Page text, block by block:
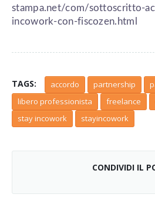
stampa.net/com/sottoscritto-
incowork-con-fiscozen.html
TAGS: accordo partnership
libero professionista
freelance
stay incowork
stayincowork
CONDIVIDI IL